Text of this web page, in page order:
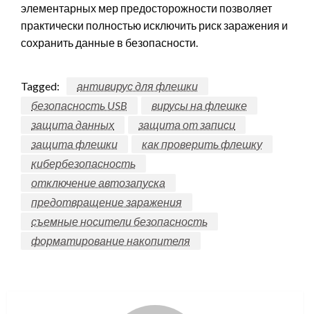
элементарных мер предосторожности позволяет
практически полностью исключить риск заражения и
сохранить данные в безопасности.
Tagged:
антивирус для флешки
безопасность USB
вирусы на флешке
защита данных
защита от записи
защита флешки
как проверить флешку
кибербезопасность
отключение автозапуска
предотвращение заражения
съемные носители безопасность
форматирование накопителя